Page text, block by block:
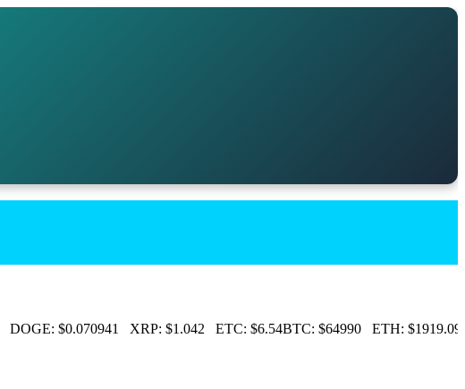
DOGE:$0.070941 XRP:$1.042 ETC:$6.54BTC:$64990 ETH:$1919.09